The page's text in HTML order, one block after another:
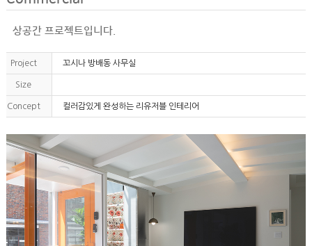
상공간 프로젝트입니다.
Project 꼬시나 방배동 사무실
Size
Concept 컬러감있게 완성하는 리유저블 인테리어